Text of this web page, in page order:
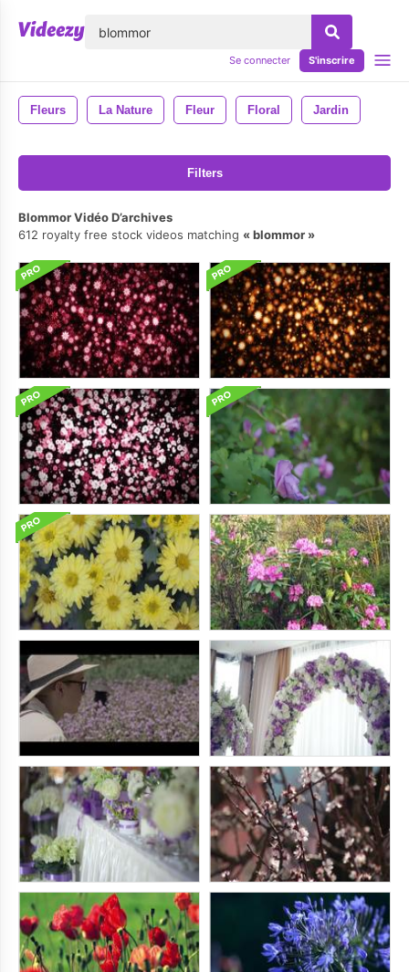
Se connecter S'inscrire
Fleurs La Nature Fleur Floral Jardin
Filters
Blommor Vidéo D’archives
612 royalty free stock videos matching
blommor